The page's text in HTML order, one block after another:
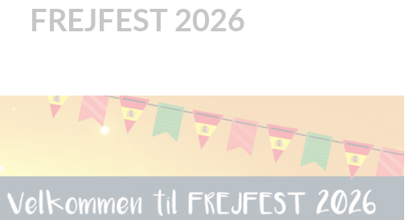
FREJFEST 2026